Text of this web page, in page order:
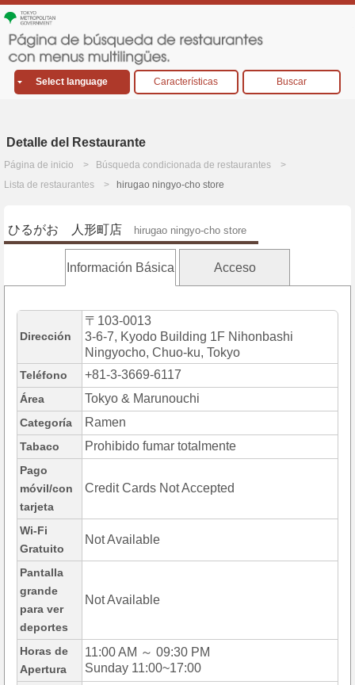
Select language Características Buscar
Detalle del Restaurante
Página de inicio
Búsqueda condicionada de restaurantes
Lista de restaurantes
hirugao ningyo-cho store
ひるがお 人形町店 hirugao ningyo-cho store
Información Básica Acceso
Dirección
〒103-0013
3-6-7, Kyodo Building 1F Nihonbashi
Ningyocho, Chuo-ku, Tokyo
Teléfono +81-3-3669-6117
Área Tokyo & Marunouchi
Categoría Ramen
Tabaco Prohibido fumar totalmente
Pago
móvil/con
tarjeta
Credit Cards Not Accepted
Wi-Fi
Gratuito
Not Available
Pantalla
grande
para ver
deportes
Not Available
Horas de
Apertura
11:00 AM ～ 09:30 PM
Sunday 11:00~17:00